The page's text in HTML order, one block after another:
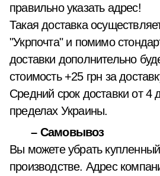
правильно указать адрес!
Такая доставка
"Укрпочта" и помимо
доставки дополнительно
стоимость +25 грн за
Средний срок доставки от 4
пределах Украины.
– Самовывоз
Вы можете убрать
производстве. Адрес